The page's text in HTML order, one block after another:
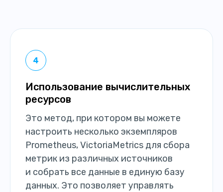
Использование вычислительных
ресурсов
Это метод, при котором вы можете
настроить несколько экземпляров
Prometheus, VictoriaMetrics для сбора
метрик из различных источников
и собрать все данные в единую базу
данных. Это позволяет управлять